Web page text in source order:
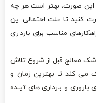
صورت، بهتر است هر چه
کنید تا علت احتمالی این
مناسب برای بارداری
معالج قبل از شروع تلاش
می کند تا بهترین زمان و
باروری و بارداری های آینده